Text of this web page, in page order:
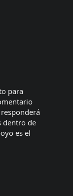
para
dentro de
es el